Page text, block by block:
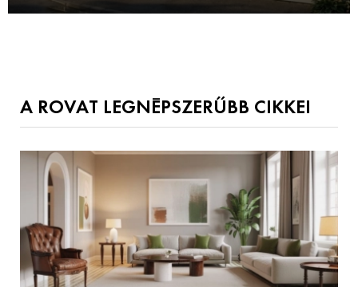
A ROVAT LEGNÉPSZERŰBB CIKKEI